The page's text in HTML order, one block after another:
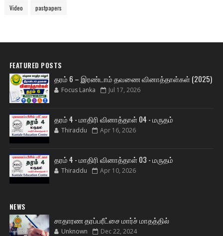
Video pastpapers
FEATURED POSTS
தரம் 6 – இரண்டாம் தவணை வினாத்தாள்கள் (2025)
Focus Lanka Jul 17, 2026
தரம் 4 - மாதிரி வினாத்தாள் 04 - மருதம்
Thiraddu Apr 16, 2026
தரம் 4 - மாதிரி வினாத்தாள் 03 - மருதம்
Thiraddu Apr 10, 2026
NEWS
சாதாரண தரப்பரீட்சை மார்ச் மாதத்தில்
Unknown Dec 22, 2024